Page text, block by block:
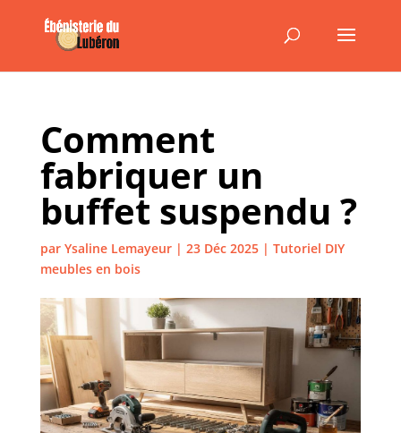
Comment
fabriquer un
buffet suspendu ?
par Ysaline Lemayeur| 23 Déc 2025| Tutoriel DIY
meubles en bois